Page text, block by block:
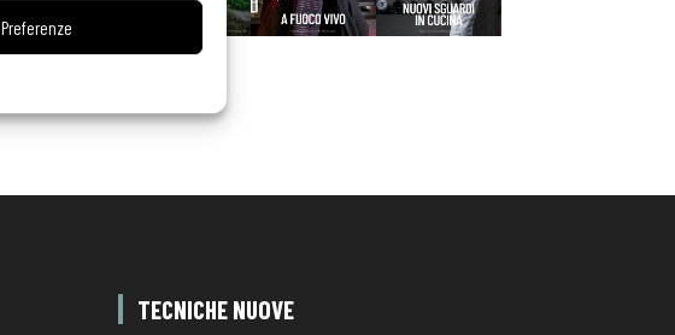
Preferenze
TECNICHE NUOVE